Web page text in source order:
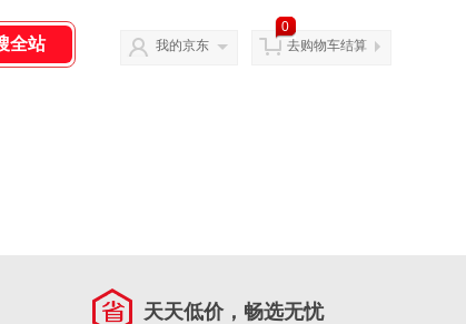
我的京东
0
去购物车结算
天天低价，畅选无忧